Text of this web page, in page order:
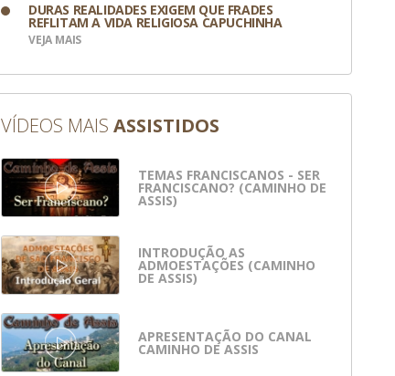
DURAS REALIDADES EXIGEM QUE FRADES
REFLITAM A VIDA RELIGIOSA CAPUCHINHA
VEJA MAIS
VÍDEOS MAIS ASSISTIDOS
TEMAS FRANCISCANOS - SER
FRANCISCANO? (CAMINHO DE
ASSIS)
INTRODUÇÃO AS
ADMOESTAÇÕES (CAMINHO
DE ASSIS)
APRESENTAÇÃO DO CANAL
CAMINHO DE ASSIS